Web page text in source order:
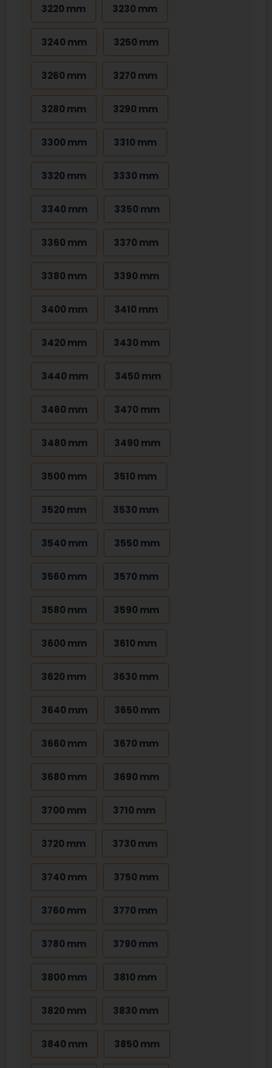
3220 mm 3230 mm
3240 mm 3250 mm
3260 mm 3270 mm
3280 mm 3290 mm
3300 mm 3310 mm
3320 mm 3330 mm
3340 mm 3350 mm
3360 mm 3370 mm
3380 mm 3390 mm
3400 mm 3410 mm
3420 mm 3430 mm
3440 mm 3450 mm
3460 mm 3470 mm
3480 mm 3490 mm
3500 mm 3510 mm
3520 mm 3530 mm
3540 mm 3550 mm
3560 mm 3570 mm
3580 mm 3590 mm
3600 mm 3610 mm
3620 mm 3630 mm
3640 mm 3650 mm
3660 mm 3670 mm
3680 mm 3690 mm
3700 mm 3710 mm
3720 mm 3730 mm
3740 mm 3750 mm
3760 mm 3770 mm
3780 mm 3790 mm
3800 mm 3810 mm
3820 mm 3830 mm
3840 mm 3850 mm